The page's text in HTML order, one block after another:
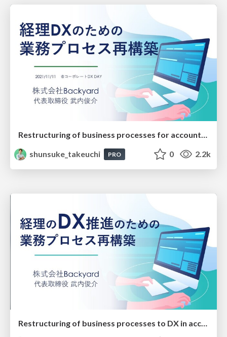
shunsuke_takeuchi
PRO 0 2.2k
Restructuring of business processes to DX in accounting